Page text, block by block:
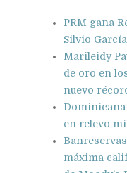
PRM gana
Silvio
Marileidy
de oro en
nuevo
Dominicana
en relevo
máxima